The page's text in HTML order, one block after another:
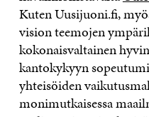
Kuten Uusijuoni.fi,
vision teemojen
kokonaisvaltainen
kantokykyyn
yhteisöiden
monimutkaisessa